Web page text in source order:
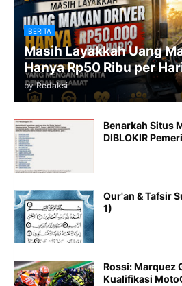
BERITA
Masih Layakkah Uang
Hanya Rp50 Ribu per
by Redaksi
Benarkah Situs
DIBLOKIR
Qur'an & Tafsir
1)
Rossi: Marquez
Kualifikasi